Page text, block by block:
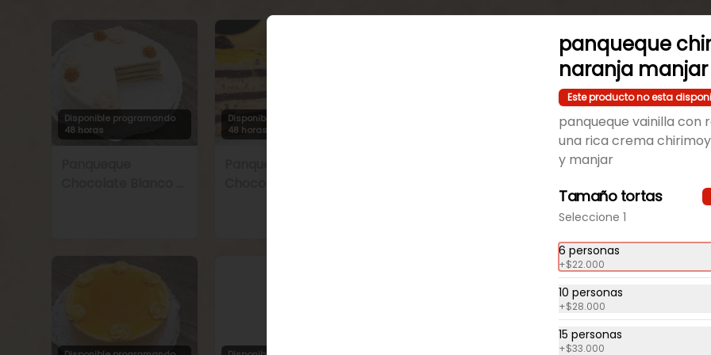
Disponible programando
48 horas
Disponible programando
48 horas
Disponible programando
48 horas
Panqueque
Chirimoya Naranja
panqueque
naranja manjar
Este producto no esta
panqueque vainilla con
una rica crema
y manjar
Tamaño tortas
Seleccione 1
6 personas
+$22.000
10 personas
+$28.000
15 personas
+$33.000